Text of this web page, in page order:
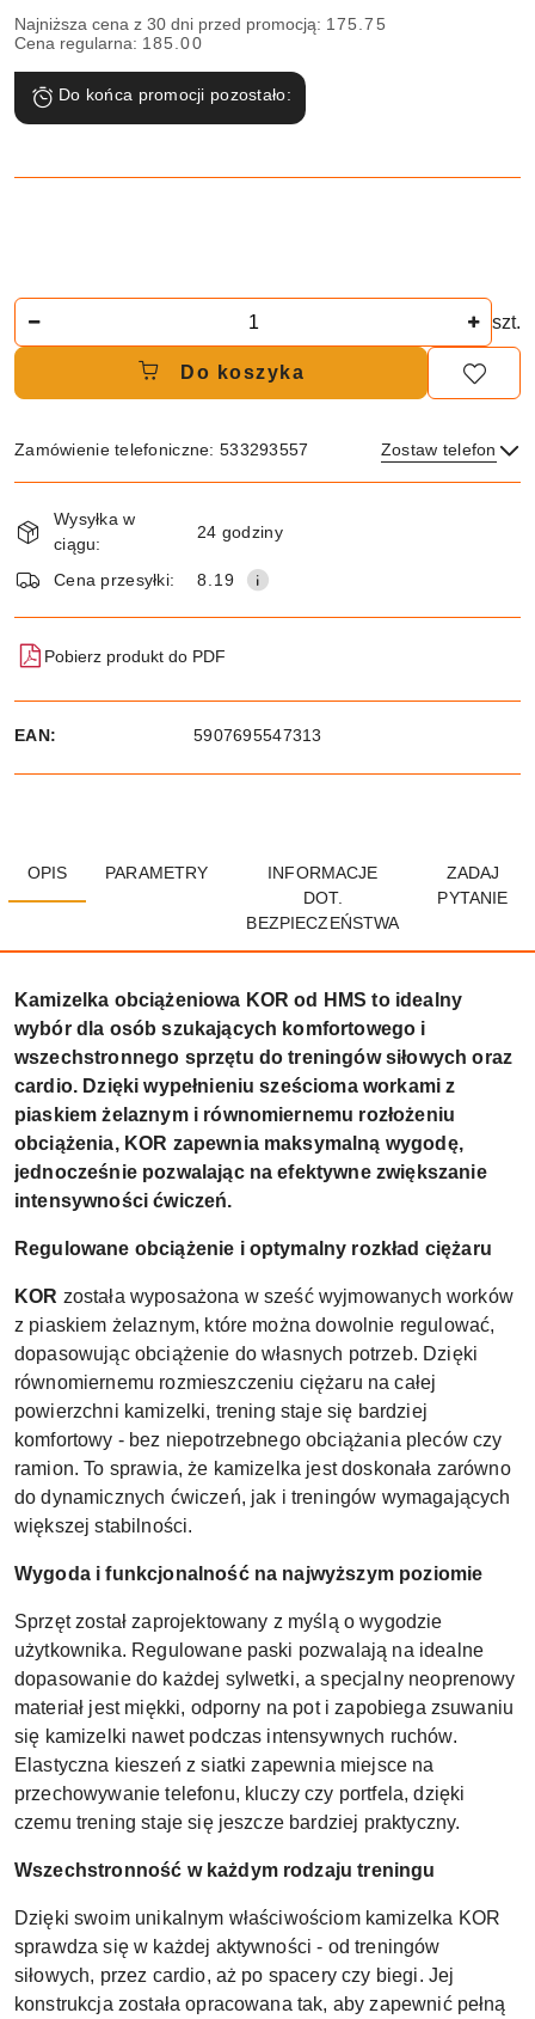
Najniższa cena z 30 dni przed promocją: 175.75
Cena regularna: 185.00
Do końca promocji pozostało:
szt.
Do koszyka
Zamówienie telefoniczne: 533293557 Zostaw telefon
i
dostawa
Wysyłka w
ciągu:
24 godziny
Cena przesyłki: 8.19
Pobierz produkt do PDF
EAN: 5907695547313
OPIS PARAMETRY
INFORMACJE
DOT.
BEZPIECZEŃSTWA
ZADAJ
PYTANIE
Kamizelka obciążeniowa KOR od HMS to idealny
wybór dla osób szukających komfortowego i
wszechstronnego sprzętu do treningów siłowych oraz
cardio. Dzięki wypełnieniu sześcioma workami z
piaskiem żelaznym i równomiernemu rozłożeniu
obciążenia, KOR zapewnia maksymalną wygodę,
jednocześnie pozwalając na efektywne zwiększanie
intensywności ćwiczeń.
Regulowane obciążenie i optymalny rozkład ciężaru
KOR została wyposażona w sześć wyjmowanych worków
z piaskiem żelaznym, które można dowolnie regulować,
dopasowując obciążenie do własnych potrzeb. Dzięki
równomiernemu rozmieszczeniu ciężaru na całej
powierzchni kamizelki, trening staje się bardziej
komfortowy - bez niepotrzebnego obciążania pleców czy
ramion. To sprawia, że kamizelka jest doskonała zarówno
do dynamicznych ćwiczeń, jak i treningów wymagających
większej stabilności.
Wygoda i funkcjonalność na najwyższym poziomie
Sprzęt został zaprojektowany z myślą o wygodzie
użytkownika. Regulowane paski pozwalają na idealne
dopasowanie do każdej sylwetki, a specjalny neoprenowy
materiał jest miękki, odporny na pot i zapobiega zsuwaniu
się kamizelki nawet podczas intensywnych ruchów.
Elastyczna kieszeń z siatki zapewnia miejsce na
przechowywanie telefonu, kluczy czy portfela, dzięki
czemu trening staje się jeszcze bardziej praktyczny.
Wszechstronność w każdym rodzaju treningu
Dzięki swoim unikalnym właściwościom kamizelka KOR
sprawdza się w każdej aktywności - od treningów
siłowych, przez cardio, aż po spacery czy biegi. Jej
konstrukcja została opracowana tak, aby zapewnić pełną